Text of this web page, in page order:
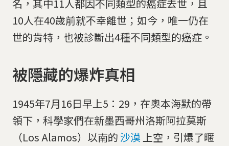
名，其中11人都因不同類型的癌症去世，且
10人在40歲前就不幸離世；如今，唯一仍在
世的肯特，也被診斷出4種不同類型的癌症。
被隱藏的爆炸真相
1945年7月16日早上5：29，在奧本海默的帶
領下，科學家們在新墨西哥州洛斯阿拉莫斯
（Los Alamos）以南的沙漠上空，引爆了暱